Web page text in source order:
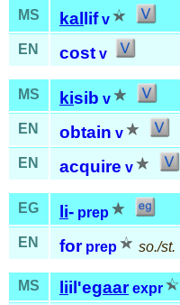
MS kal lif v
EN cost v
MS kisib v
EN obtain v
EN
acquire v
EG li- prep
EN for prep so./st.
MS liil'egaar expr